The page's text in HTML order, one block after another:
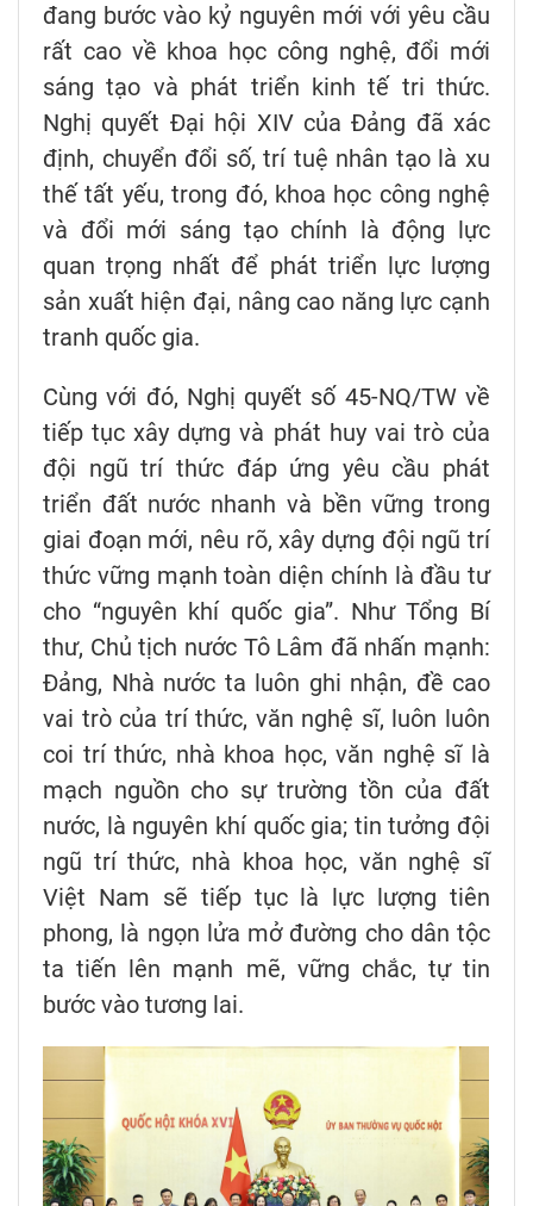
đang bước vào kỷ nguyên mới với yêu cầu
rất cao về khoa học công nghệ, đổi mới
sáng tạo và phát triển kinh tế tri thức.
Nghị quyết Đại hội XIV của Đảng đã xác
định, chuyển đổi số, trí tuệ nhân tạo là xu
thế tất yếu, trong đó, khoa học công nghệ
và đổi mới sáng tạo chính là động lực
quan trọng nhất để phát triển lực lượng
sản xuất hiện đại, nâng cao năng lực cạnh
tranh quốc gia.
Cùng với đó, Nghị quyết số 45-NQ/TW về
tiếp tục xây dựng và phát huy vai trò của
đội ngũ trí thức đáp ứng yêu cầu phát
triển đất nước nhanh và bền vững trong
giai đoạn mới, nêu rõ, xây dựng đội ngũ trí
thức vững mạnh toàn diện chính là đầu tư
cho “nguyên khí quốc gia”. Như Tổng Bí
thư, Chủ tịch nước Tô Lâm đã nhấn mạnh:
Đảng, Nhà nước ta luôn ghi nhận, đề cao
vai trò của trí thức, văn nghệ sĩ, luôn luôn
coi trí thức, nhà khoa học, văn nghệ sĩ là
mạch nguồn cho sự trường tồn của đất
nước, là nguyên khí quốc gia; tin tưởng đội
ngũ trí thức, nhà khoa học, văn nghệ sĩ
Việt Nam sẽ tiếp tục là lực lượng tiên
phong, là ngọn lửa mở đường cho dân tộc
ta tiến lên mạnh mẽ, vững chắc, tự tin
bước vào tương lai.